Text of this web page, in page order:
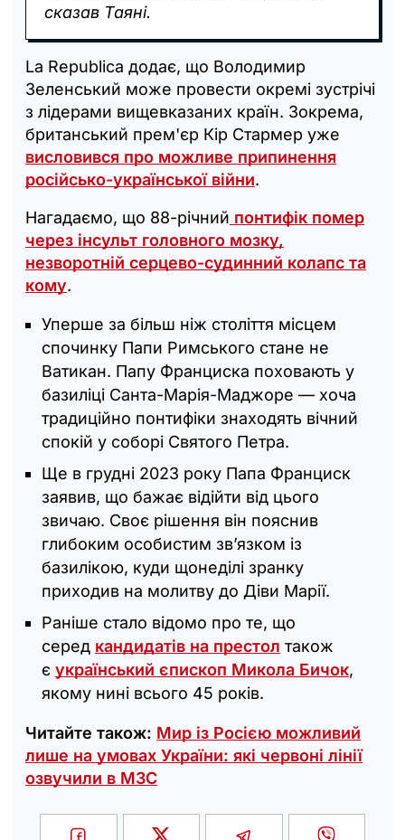
сказав Таяні.
La Republica додає, що Володимир
Зеленський може провести окремі зустрічі
з лідерами вищевказаних країн. Зокрема,
британський прем'єр Кір Стармер уже
висловився про можливе припинення
російсько-української війни.
Нагадаємо, що 88-річний понтифік помер
через інсульт головного мозку,
незворотній серцево-судинний колапс та
кому.
Уперше за більш ніж століття місцем
спочинку Папи Римського стане не
Ватикан. Папу Франциска поховають у
базиліці Санта-Марія-Маджоре — хоча
традиційно понтифіки знаходять вічний
спокій у соборі Святого Петра.
Ще в грудні 2023 року Папа Франциск
заявив, що бажає відійти від цього
звичаю. Своє рішення він пояснив
глибоким особистим зв’язком із
базилікою, куди щонеділі зранку
приходив на молитву до Діви Марії.
Раніше стало відомо про те, що
серед кандидатів на престол також
є український єпископ Микола Бичок,
якому нині всього 45 років.
Читайте також: Мир із Росією можливий
лише на умовах України: які червоні лінії
озвучили в МЗС